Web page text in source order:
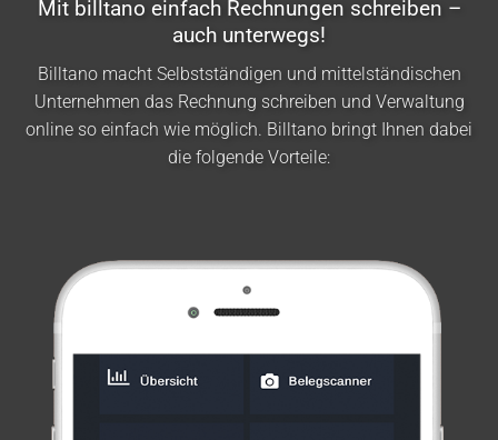
Mit billtano einfach Rechnungen schreiben –
auch unterwegs!
Billtano macht Selbstständigen und mittelständischen
Unternehmen das Rechnung schreiben und Verwaltung
online so einfach wie möglich. Billtano bringt Ihnen dabei
die folgende Vorteile: